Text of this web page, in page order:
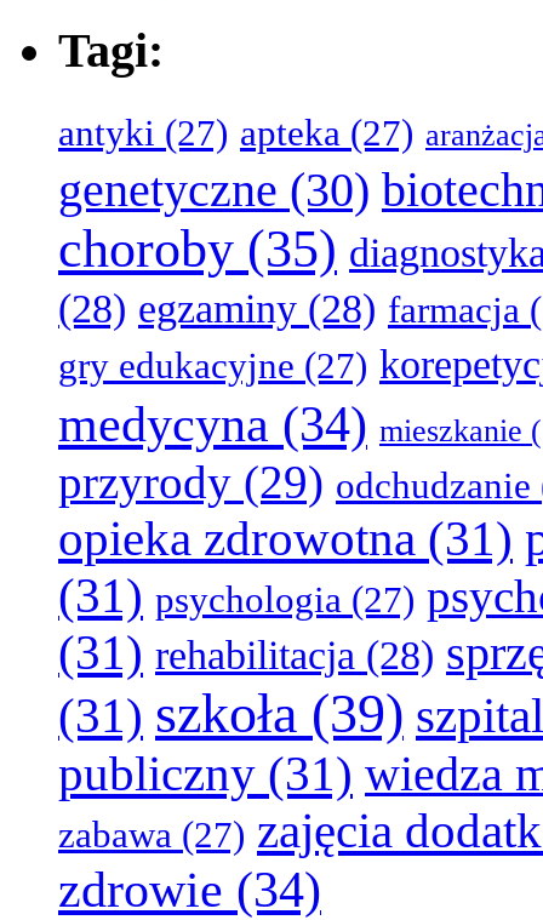
Tagi:
antyki (27) apteka (27)
genetyczne (30)
choroby (35)
(28) egzaminy (28) farmacja
gry edukacyjne (27)
medycyna (34) mieszkanie
przyrody (29) odchudzanie
opieka zdrowotna (31)
(31) psychologia (27)
(31) rehabilitacja (28)
(31) szkoła (39) szpital
publiczny (31) wiedza
zabawa (27) zajęcia
zdrowie (34)